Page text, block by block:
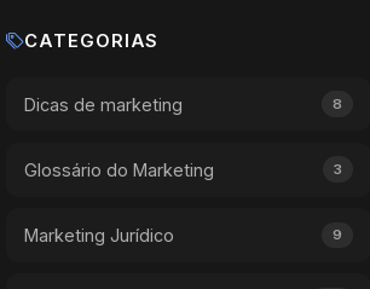
CATEGORIAS
Dicas de marketing 8
Glossário do Marketing 3
Marketing Jurídico 9